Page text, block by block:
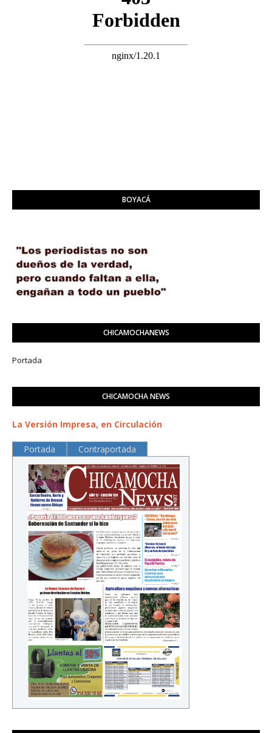
BOYACÁ
CHICAMOCHANEWS
Portada
CHICAMOCHA NEWS
La Versión Impresa, en Circulación
Portada Contraportada